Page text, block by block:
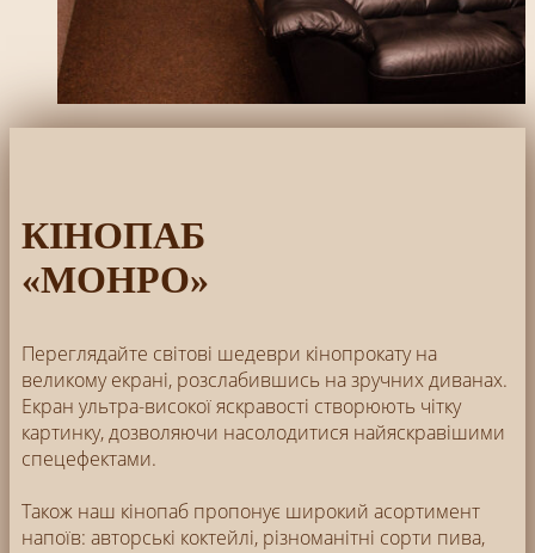
КІНОПАБ
«МОНРО»
Переглядайте світові шедеври кінопрокату на
великому екрані, розслабившись на зручних диванах.
Екран ультра-високої яскравості створюють чітку
картинку, дозволяючи насолодитися найяскравішими
спецефектами.
Також наш кінопаб пропонує широкий асортимент
напоїв: авторські коктейлі, різноманітні сорти пива,